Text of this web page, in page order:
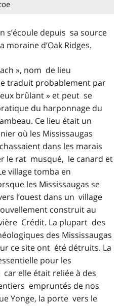
s’écoule depuis sa source
moraine d’Oak Ridges.
», nom de lieu
traduit probablement par
brûlant » et peut se
du harponnage du
Ce lieu était un
où les Mississaugas
dans les marais
le rat musqué, le canard et
village tomba en
les Mississaugas se
l’ouest dans un village
construit au
Crédit. La plupart des
des Mississaugas
ce site ont été détruits. La
pour les
car elle était reliée à des
empruntés de nos
Yonge, la porte vers le